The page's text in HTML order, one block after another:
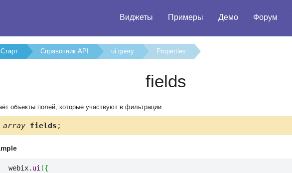
Виджеты Примеры Демо Форум
Старт Справочник API ui.query Properties
fields
объекты полей, которые участвуют в фильтрации
array fields ;
webix. ui ({